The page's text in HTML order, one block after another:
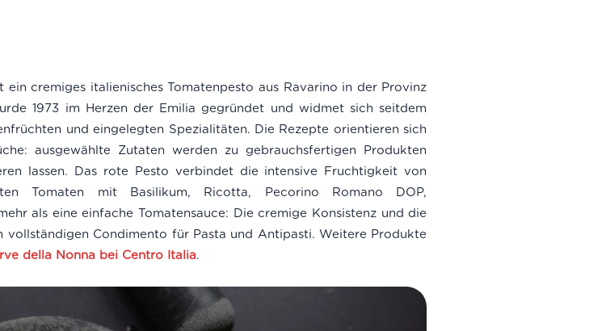
ein cremiges italienisches Tomatenpesto aus Ravarino in der Provinz
1973 im Herzen der Emilia gegründet und widmet sich seitdem
und eingelegten Spezialitäten. Die Rezepte orientieren sich
ausgewählte Zutaten werden zu gebrauchsfertigen Produkten
lassen. Das rote Pesto verbindet die intensive Fruchtigkeit von
Tomaten mit Basilikum, Ricotta, Pecorino Romano DOP,
als eine einfache Tomatensauce: Die cremige Konsistenz und die
vollständigen Condimento für Pasta und Antipasti. Weitere Produkte
della Nonna bei Centro Italia.